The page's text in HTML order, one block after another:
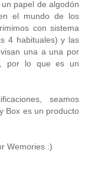
papel de algodón
el mundo de los
con sistema
4 habituales) y las
una a una por
por lo que es un
seamos
Box es un producto
Wemories :)